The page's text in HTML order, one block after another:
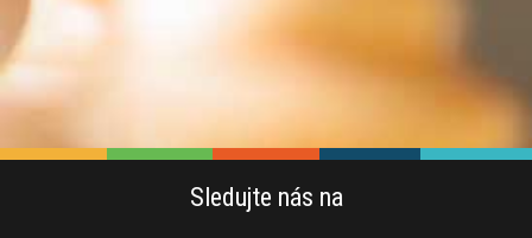
Sledujte nás na